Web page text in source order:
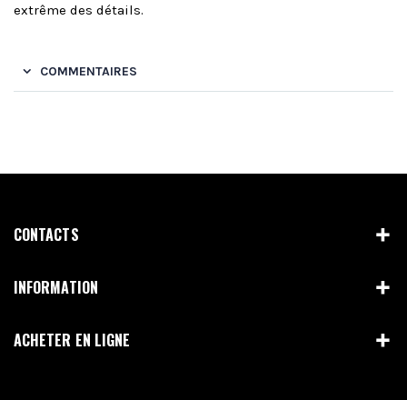
extrême des détails.
COMMENTAIRES
CONTACTS
INFORMATION
ACHETER EN LIGNE